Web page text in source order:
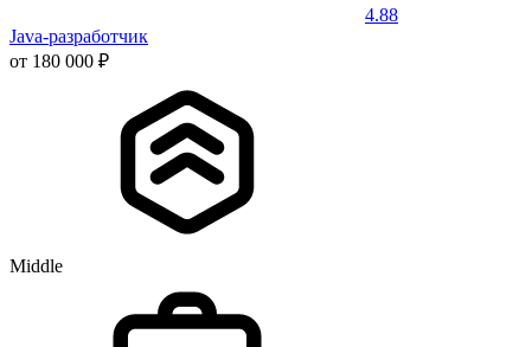
4.88
Java-разработчик
от 180 000 ₽
Middle